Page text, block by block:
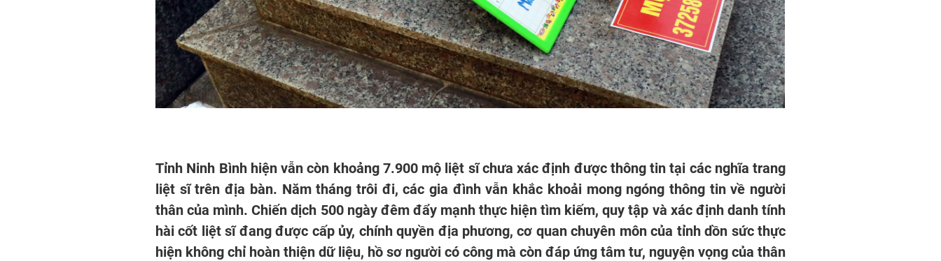
Tỉnh Ninh Bình hiện vẫn còn khoảng 7.900 mộ liệt sĩ chưa xác định được thông tin tại các nghĩa trang
liệt sĩ trên địa bàn. Năm tháng trôi đi, các gia đình vẫn khắc khoải mong ngóng thông tin về người
thân của mình. Chiến dịch 500 ngày đêm đẩy mạnh thực hiện tìm kiếm, quy tập và xác định danh tính
hài cốt liệt sĩ đang được cấp ủy, chính quyền địa phương, cơ quan chuyên môn của tỉnh dồn sức thực
hiện không chỉ hoàn thiện dữ liệu, hồ sơ người có công mà còn đáp ứng tâm tư, nguyện vọng của thân